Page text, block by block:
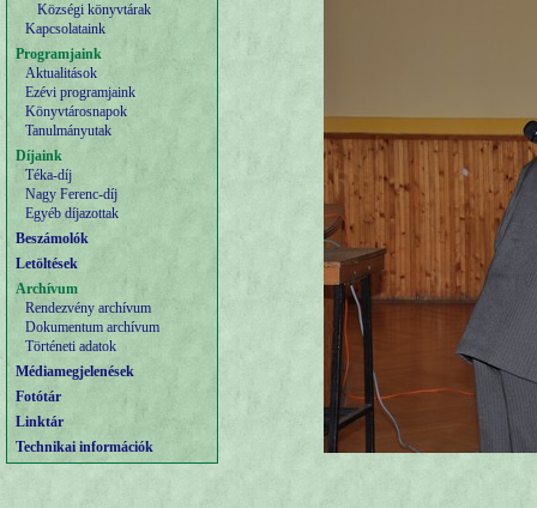
Községi könyvtárak
Kapcsolataink
Programjaink
Aktualitások
Ezévi programjaink
Könyvtárosnapok
Tanulmányutak
Díjaink
Téka-díj
Nagy Ferenc-díj
Egyéb díjazottak
Beszámolók
Letöltések
Archívum
Rendezvény archívum
Dokumentum archívum
Történeti adatok
Médiamegjelenések
Fotótár
Linktár
Technikai információk